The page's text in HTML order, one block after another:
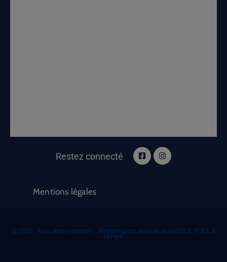
Restez connecté
Mentions légales
© 2020. Tous droits réservés - Webdesign et réalisation AGENCE TOILE &
PAPIER